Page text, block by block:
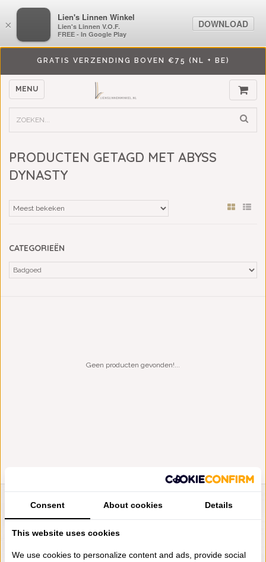
GRATIS VERZENDING BOVEN €75 (NL + BE)
MENU
PRODUCTEN GETAGD MET ABYSS
DYNASTY
CATEGORIEËN
Geen producten gevonden!...
LIENSLINNENWINKEL.NL
VRAGEN? BEL DAN
×
LiensLinnenwinkel.nl
Lien's Linnen V.O.F.
FREE - In Google Play
DOWNLOAD
Consent About cookies Details
This website uses cookies
We use cookies to personalize content and ads, provide social
×
Lien's Linnen Winkel
Lien's Linnen V.O.F.
FREE - In Google Play
DOWNLOAD